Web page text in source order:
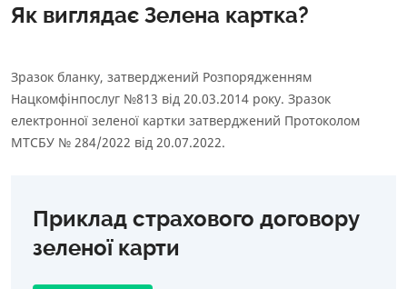
Як виглядає Зелена картка?
Зразок бланку, затверджений Розпорядженням
Нацкомфінпослуг №813 від 20.03.2014 року. Зразок
електронної зеленої картки затверджений Протоколом
МТСБУ № 284/2022 від 20.07.2022.
Приклад страхового договору
зеленої карти